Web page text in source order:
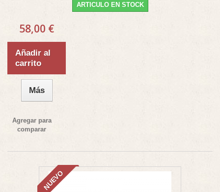
ARTICULO EN STOCK
58,00 €
Añadir al
carrito
Más
Agregar para
comparar
NUEVO